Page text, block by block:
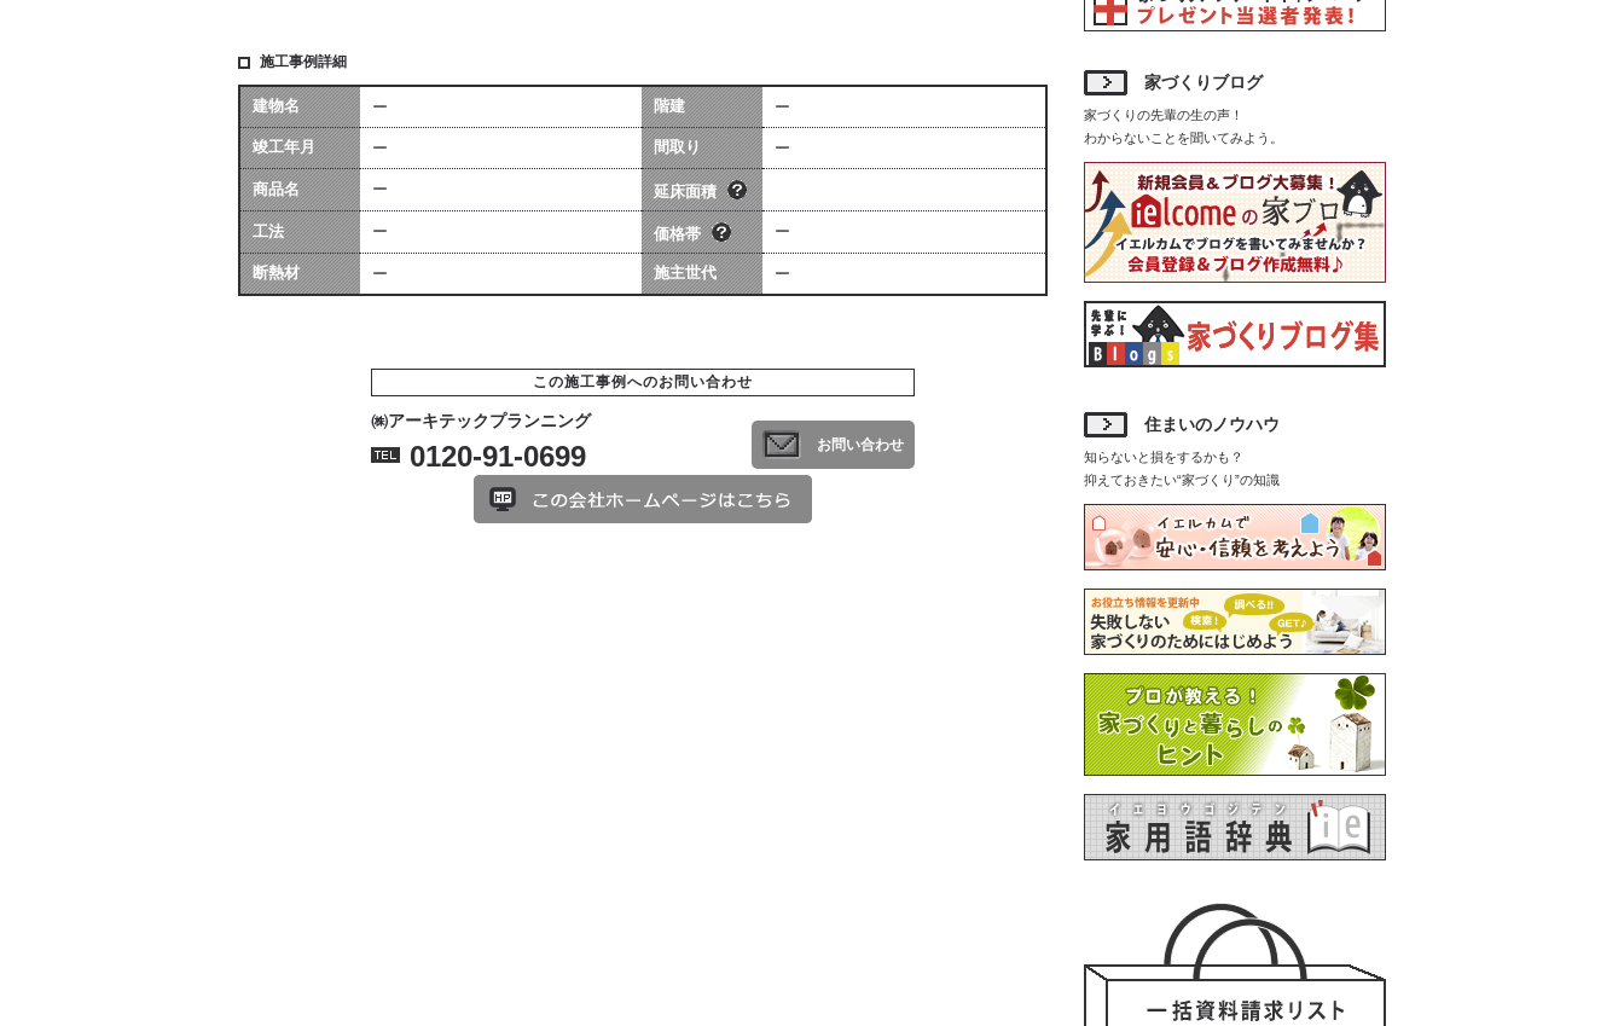
施工事例詳細
建物名 ー 階建 ー
竣工年月 ー 間取り ー
商品名 ー 延床面積
坪数は会社によって算出方法が若干
異なる場合があります。
工法 ー 価格帯
価格には、建物本体価格+付帯工事費
用（暖房工事・換気工事・電気工事
[照明込]・給排水工事[宅内]）を含み
ます。
ー
断熱材 ー 施主世代 ー
この施工事例へのお問い合わせ
㈱アーキテックプランニング
0120-91-0699 お問い合わせ
家づくりブログ
家づくりの先輩の生の声！
わからないことを聞いてみよう。
住まいのノウハウ
知らないと損をするかも？
抑えておきたい“家づくり”の知識